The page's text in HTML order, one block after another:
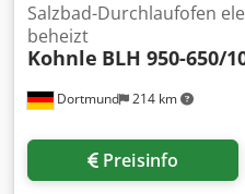
Dortmund 214 km
Salzbad-Durchlaufofen
beheizt
Kohnle BLH 950-650/
Preisinfo